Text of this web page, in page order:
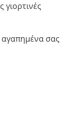
γιορτινές
σας